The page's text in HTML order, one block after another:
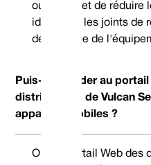
outil permet de réduire
identifiant les joints de
démontage de
Puis-je accéder au portail
distributeurs de Vulcan
appareils mobiles ?
Oui, le portail Web des